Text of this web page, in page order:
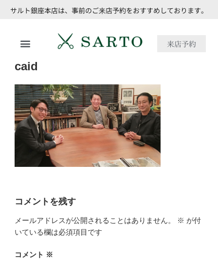
サルト銀座本店は、事前のご来店予約をおすすめしております。
来店予約
caid
コメントを残す
メールアドレスが公開されることはありません。 ※ が付
いている欄は必須項目です
コメント ※